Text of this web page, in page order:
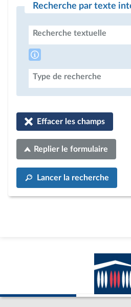
Recherche par texte
Recherche textuelle
Type de recherche
Effacer les champs
Replier le formulaire
Lancer la recherche